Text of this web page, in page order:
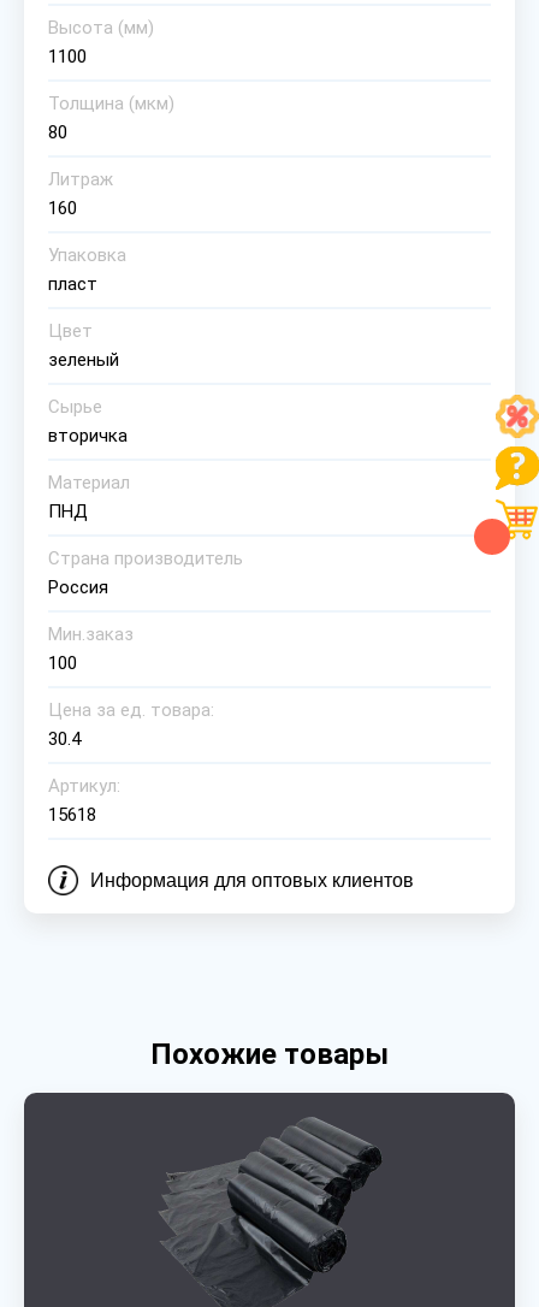
Высота (мм)
1100
Толщина (мкм)
80
Литраж
160
Упаковка
пласт
Цвет
зеленый
Сырье
вторичка
Материал
ПНД
Страна производитель
Россия
Мин.заказ
100
Цена за ед. товара:
30.4
Артикул:
15618
Информация для оптовых клиентов
Похожие товары